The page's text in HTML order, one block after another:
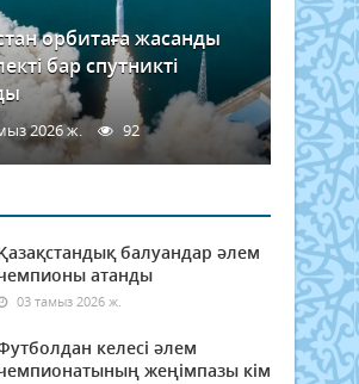
орбитаға жасанды
бар спутникті
2026 ж. 92
балуандар әлем
атанды
03 тамыз 2026 ж.
келесі әлем
жеңімпазы кім